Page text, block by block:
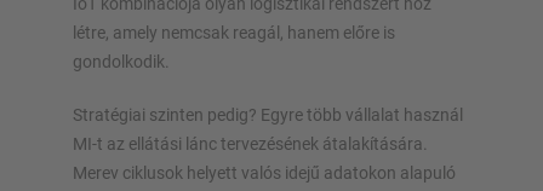
létre, amely nemcsak reagál, hanem előre is
gondolkodik.
Stratégiai szinten pedig? Egyre több vállalat használ
MI-t az ellátási lánc tervezésének átalakítására.
Merev ciklusok helyett valós idejű adatokon alapuló